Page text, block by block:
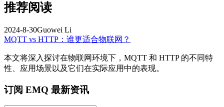
推荐阅读
2024-8-30Guowei Li
MQTT vs HTTP：谁更适合物联网？
本文将深入探讨在物联网环境下，MQTT 和 HTTP 的不同特
性、应用场景以及它们在实际应用中的表现。
订阅 EMQ 最新资讯